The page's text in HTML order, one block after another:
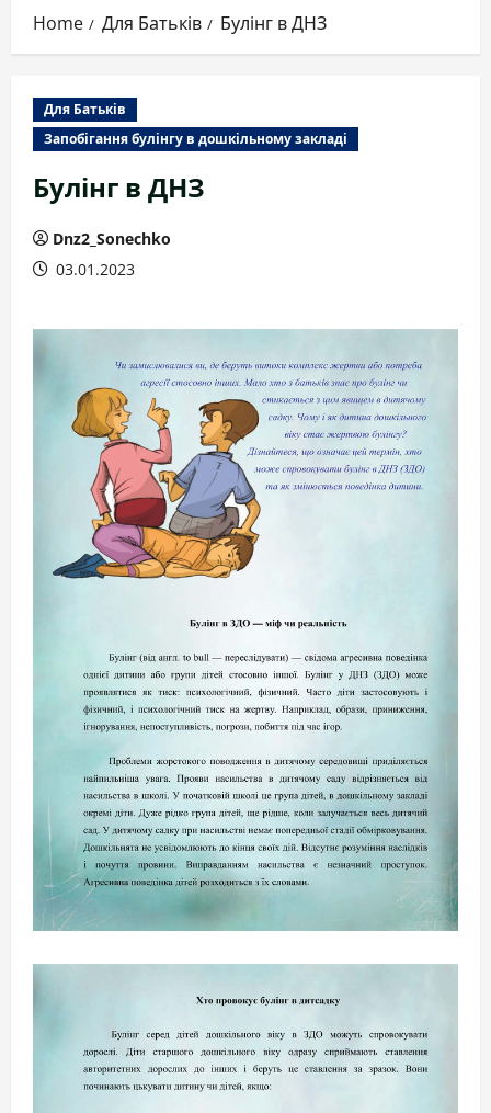
Home Для Батьків Булінг в ДНЗ
Для Батьків
Запобігання булінгу в дошкільному закладі
Булінг в ДНЗ
Dnz2_Sonechko
03.01.2023